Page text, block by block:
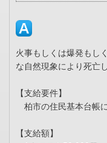
火事もしくは爆発もし
な自然現象により死亡
【支給要件】
柏市の住民基本台帳
【支給額】